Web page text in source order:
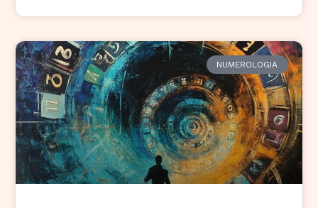
NUMEROLOGIA